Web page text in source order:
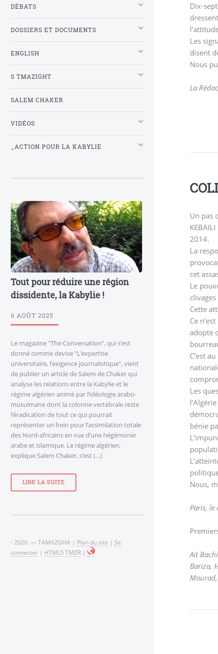
Dix-
Les
disent
Nous
La
Un pas
2014.
La
cet
Le
Cette
Ce
adopte
C’est
Les
bénie
Nous,
Paris,
Ait
Bariza,
DÉBATS
DOSSIERS ET DOCUMENTS
ENGLISH
S TMAZIGHT
SALEM CHAKER
VIDÉOS
_ACTION POUR LA KABYLIE
Tout pour réduire une région
dissidente, la Kabylie !
6 AOÛT 2025
Le magazine "The Conversation", qui s’est
donné comme devise "L’expertise
universitaire, l’exigence journalistique", vient
de publier un article de Salem de Chaker qui
analyse les relations entre la Kabylie et le
régime algérien animé par l’idéologie arabo-
musulmane dont la colonne vertébrale reste
l’éradication de tout ce qui pourrait
représenter un frein pour l’assimilation totale
des Nord-africains en vue d’une hégémonie
arabe et islamique. Le régime algérien,
explique Salem Chaker, s’est (…)
LIRE LA SUITE
- 2026 — TAMAZGHA | Plan du site | Se
connecter | HTML5 TMZR |